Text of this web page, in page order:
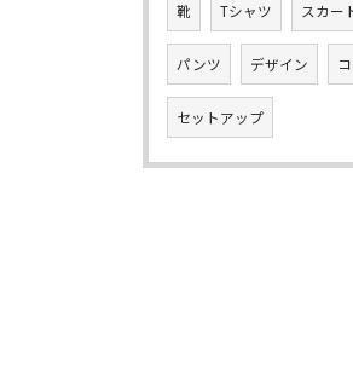
靴 Tシャツ スカー
パンツ デザイン
セットアップ